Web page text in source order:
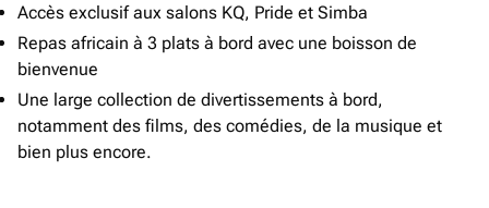
Accès exclusif aux salons KQ, Pride et Simba
Repas africain à 3 plats à bord avec une boisson de
bienvenue
Une large collection de divertissements à bord,
notamment des films, des comédies, de la musique et
bien plus encore.